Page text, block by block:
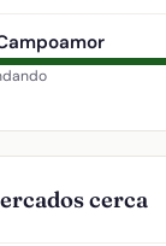
cerca